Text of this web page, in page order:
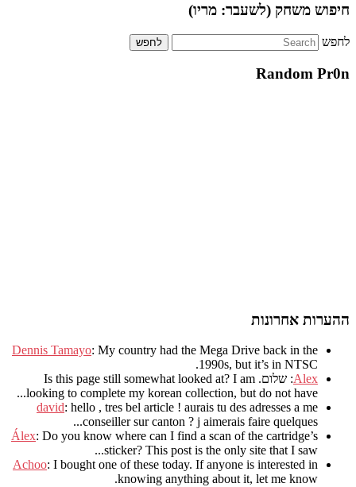
חיפוש משחק (לשעבר: מריו)
לחפש
Random Pr0n
ההערות אחרונות
Dennis Tamayo: My country had the Mega Drive back in the
1990s, but it’s in NTSC
.
Alex: שלום. Is this page still somewhat looked at? I am
looking to complete my korean collection, but do not have..
.
david: hello , tres bel article ! aurais tu des adresses a me
conseiller sur canton ? j aimerais faire quelques..
.
Álex: Do you know where can I find a scan of the cartridge’s
sticker? This post is the only site that I saw...
Achoo: I bought one of these today. If anyone is interested in
knowing anything about it, let me know.